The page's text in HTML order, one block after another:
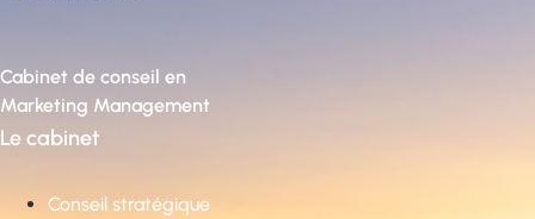
Cabinet de conseil en
Marketing Management
Le cabinet
Conseil stratégique